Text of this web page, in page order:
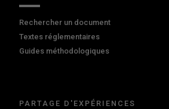
Rechercher un document
Textes réglementaires
Guides méthodologiques
PARTAGE D'EXPÉRIENCES